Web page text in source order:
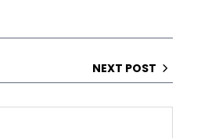
NEXT POST